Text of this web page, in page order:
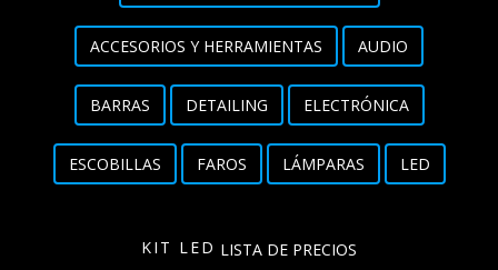
ACCESORIOS Y HERRAMIENTAS AUDIO
BARRAS DETAILING ELECTRÓNICA
ESCOBILLAS FAROS LÁMPARAS LED
KIT LED LISTA DE PRECIOS